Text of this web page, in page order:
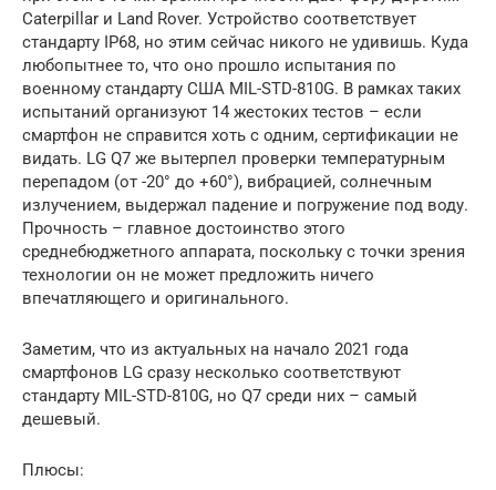
Caterpillar и Land Rover. Устройство соответствует
стандарту IP68, но этим сейчас никого не удивишь. Куда
любопытнее то, что оно прошло испытания по
военному стандарту США MIL-STD-810G. В рамках таких
испытаний организуют 14 жестоких тестов – если
смартфон не справится хоть с одним, сертификации не
видать. LG Q7 же вытерпел проверки температурным
перепадом (от -20° до +60°), вибрацией, солнечным
излучением, выдержал падение и погружение под воду.
Прочность – главное достоинство этого
среднебюджетного аппарата, поскольку с точки зрения
технологии он не может предложить ничего
впечатляющего и оригинального.
Заметим, что из актуальных на начало 2021 года
смартфонов LG сразу несколько соответствуют
стандарту MIL-STD-810G, но Q7 среди них – самый
дешевый.
Плюсы: